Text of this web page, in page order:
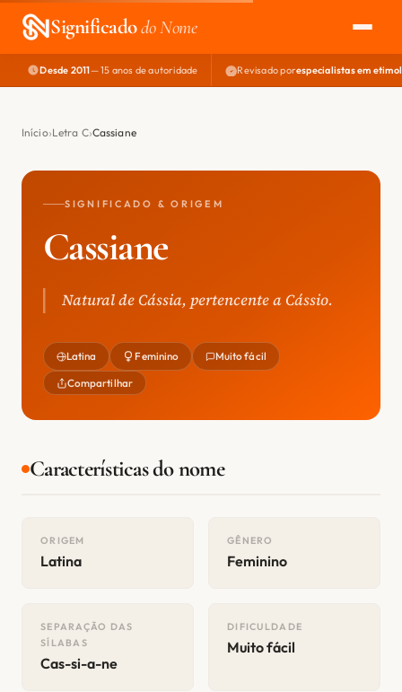
Significadodo Nome
EXPLORAR
NOME PERFEITO
Desde 2011— 15 anos de autoridade Revisado porespecialistas em
Início Letra C Cassiane
SIGNIFICADO & ORIGEM
Cassiane
Natural de Cássia, pertencente a Cássio.
Latina Feminino Muito fácil
Compartilhar
Características do nome
ORIGEM
Latina
GÊNERO
Feminino
SEPARAÇÃO DAS
SÍLABAS
Cas-si-a-ne
DIFICULDADE
Muito fácil